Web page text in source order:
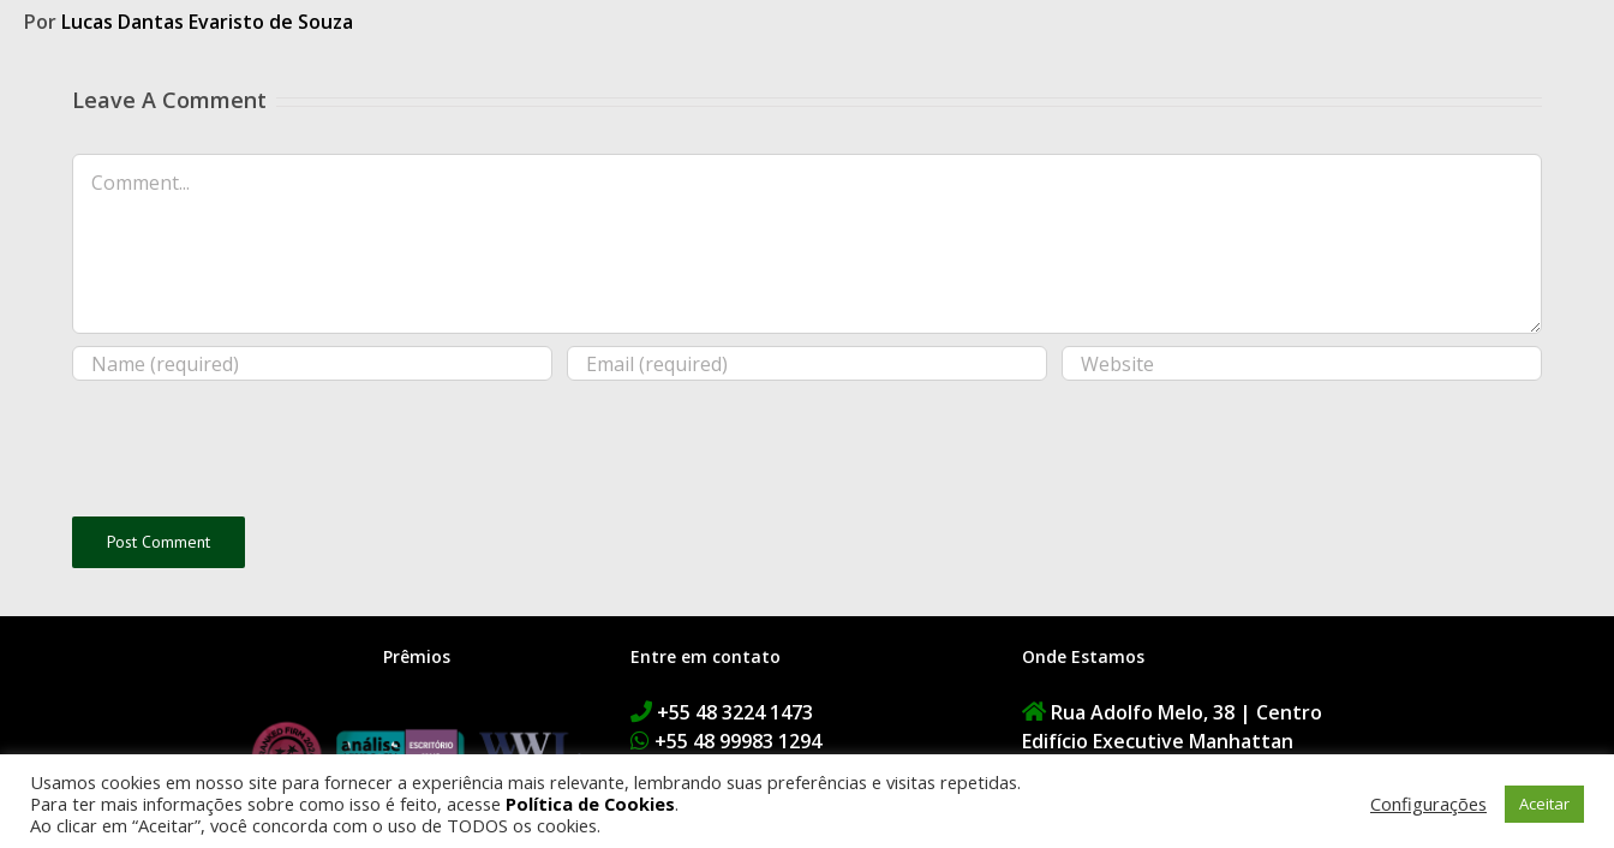
Por Lucas Dantas Evaristo de Souza
Leave A Comment
Comment
Prêmios Entre em contato
+55 48 3224 1473
+55 48 99983 1294
contato@buzaglodantas.adv.br
Onde Estamos
Rua Adolfo Melo, 38 | Centro
Edifício Executive Manhattan
Usamos cookies em nosso site para fornecer a experiência mais relevante, lembrando suas preferências e visitas repetidas.
Para ter mais informações sobre como isso é feito, acesse Política de Cookies.
Ao clicar em “Aceitar”, você concorda com o uso de TODOS os cookies.
Configurações Aceitar